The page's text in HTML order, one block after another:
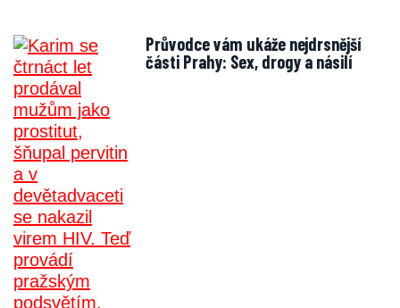
Průvodce vám ukáže nejdrsnější
části Prahy: Sex, drogy a násilí